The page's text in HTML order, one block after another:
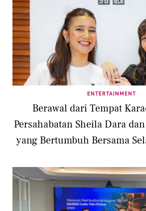
ENTERTAINMENT
Berawal dari Tempat
Persahabatan Sheila Dara
yang Bertumbuh Bersama